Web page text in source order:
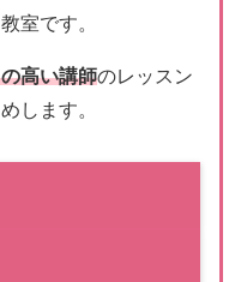
室です。
高い講師のレッスン
します。